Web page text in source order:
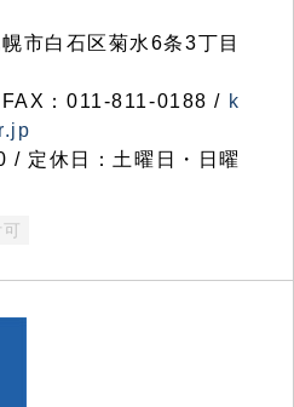
市白石区菊水6条3丁目
：011-811-0188 / k
/ 定休日：土曜日・日曜